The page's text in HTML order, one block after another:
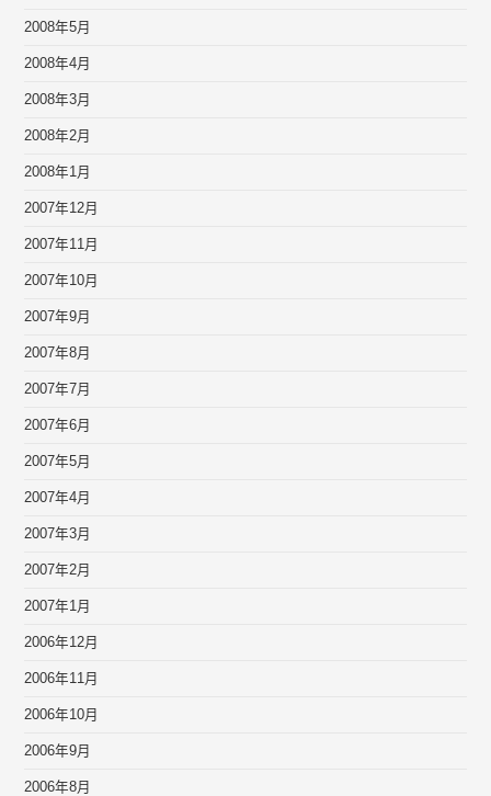
2008年5月
2008年4月
2008年3月
2008年2月
2008年1月
2007年12月
2007年11月
2007年10月
2007年9月
2007年8月
2007年7月
2007年6月
2007年5月
2007年4月
2007年3月
2007年2月
2007年1月
2006年12月
2006年11月
2006年10月
2006年9月
2006年8月